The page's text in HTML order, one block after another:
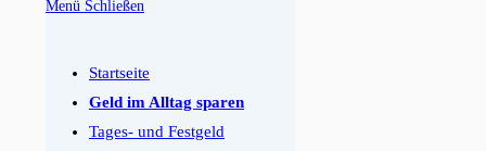
Menü Schließen
Button
Startseite
Geld im Alltag sparen
Tages- und Festgeld